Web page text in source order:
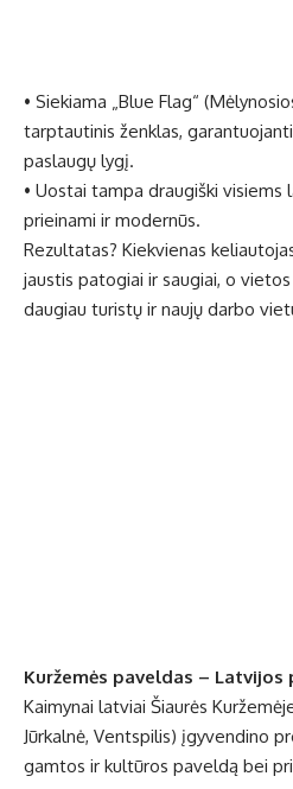
• Siekiama „Blue Flag“
tarptautinis ženklas,
paslaugų lygį.
• Uostai tampa draugiški
prieinami ir modernūs.
Rezultatas? Kiekvienas
jaustis patogiai ir saugiai, o
daugiau turistų ir naujų darbo
Kuržemės paveldas – Latvijos
Kaimynai latviai Šiaurės
Jūrkalnė, Ventspilis) įgyvendino
gamtos ir kultūros paveldą bei